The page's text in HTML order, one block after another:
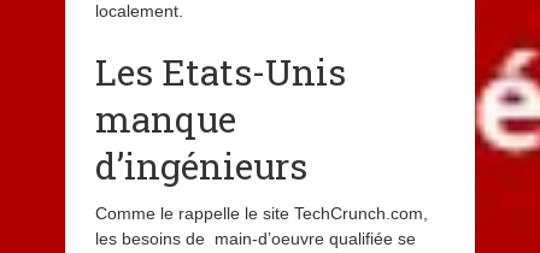
localement.
Les Etats-Unis
manque
d’ingénieurs
Comme le rappelle le site TechCrunch.com,
les besoins de main-d’oeuvre qualifiée se